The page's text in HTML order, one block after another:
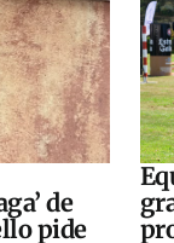
de
pide